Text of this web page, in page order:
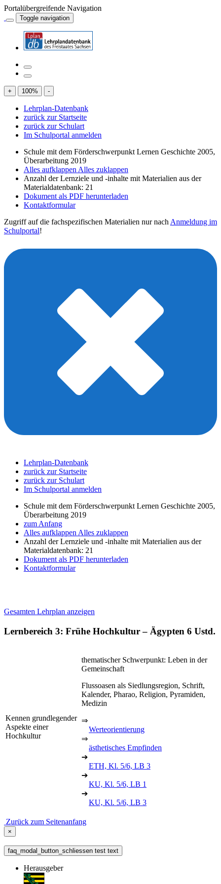
Portalübergreifende Navigation
Toggle navigation
+ 100% -
Lehrplan-Datenbank
zurück zur Startseite
zurück zur Schulart
Im Schulportal anmelden
Schule mit dem Förderschwerpunkt Lernen Geschichte 2005,
Überarbeitung 2019
Alles aufklappen Alles zuklappen
Anzahl der Lernziele und -inhalte mit Materialien aus der
Materialdatenbank: 21
Dokument als PDF herunterladen
Kontaktformular
Zugriff auf die fachspezifischen Materialien nur nach Anmeldung im
Schulportal!
Lehrplan-Datenbank
zurück zur Startseite
zurück zur Schulart
Im Schulportal anmelden
Schule mit dem Förderschwerpunkt Lernen Geschichte 2005,
Überarbeitung 2019
zum Anfang
Alles aufklappen Alles zuklappen
Anzahl der Lernziele und -inhalte mit Materialien aus der
Materialdatenbank: 21
Dokument als PDF herunterladen
Kontaktformular
Gesamten Lehrplan anzeigen
Lernbereich 3: Frühe Hochkultur – Ägypten 6 Ustd.
Kennen grundlegender
Aspekte einer
Hochkultur
thematischer Schwerpunkt: Leben in der
Gemeinschaft
Flussoasen als Siedlungsregion, Schrift,
Kalender, Pharao, Religion, Pyramiden,
Medizin
⇒
Werteorientierung
⇒
ästhetisches Empfinden
➔
ETH, Kl. 5/6, LB 3
➔
KU, Kl. 5/6, LB 1
➔
KU, Kl. 5/6, LB 3
Zurück zum Seitenanfang
×
faq_modal_button_schliessen test text
Herausgeber